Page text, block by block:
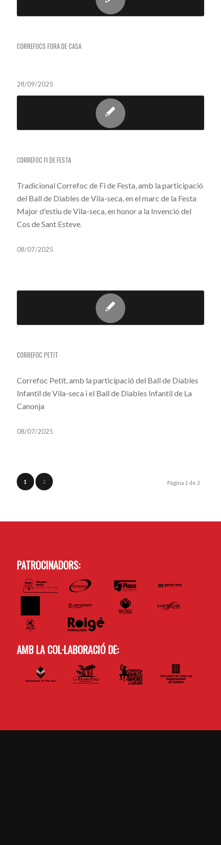
CORREFOCS FORA DE CASA
28/09/2025
CORREFOC FI DE FESTA
Tradicional Correfoc de Fi de Festa, amb la participació
del Ball de Diables de Vila-seca, en el marc de la Festa
Major d'estiu de Vila-seca, en honor a la Invenció del
Cos de Sant Esteve.
08/07/2025
CORREFOC PETIT
Correfoc Petit, amb la participació del Ball de Diables
Infantil de Vila-seca i el Ball de Diables Infantil de La
Canonja
08/07/2025
Pàgina 1 de 2
1 2
PATROCINADORS:
AMB LA COL·LABORACIÓ DE: